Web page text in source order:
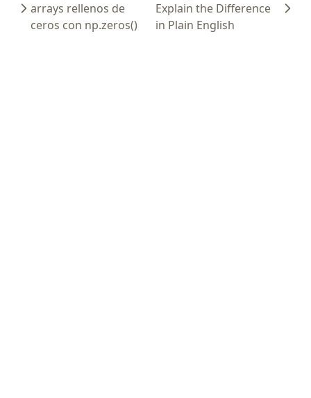
arrays rellenos de
ceros con np.zeros()
Explain the Difference
in Plain English